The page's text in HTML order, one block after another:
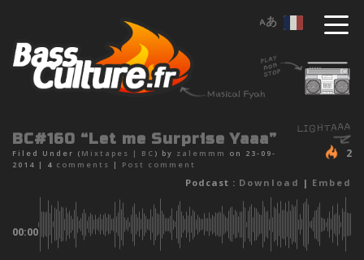
BC#160 “Let me Surprise Yaaa”
Filed Under ( Mixtapes | BC ) by zalemmm
on 23-09-
2014 | 4 comments | Post comment
2
Podcast : Download | Embed
00:00